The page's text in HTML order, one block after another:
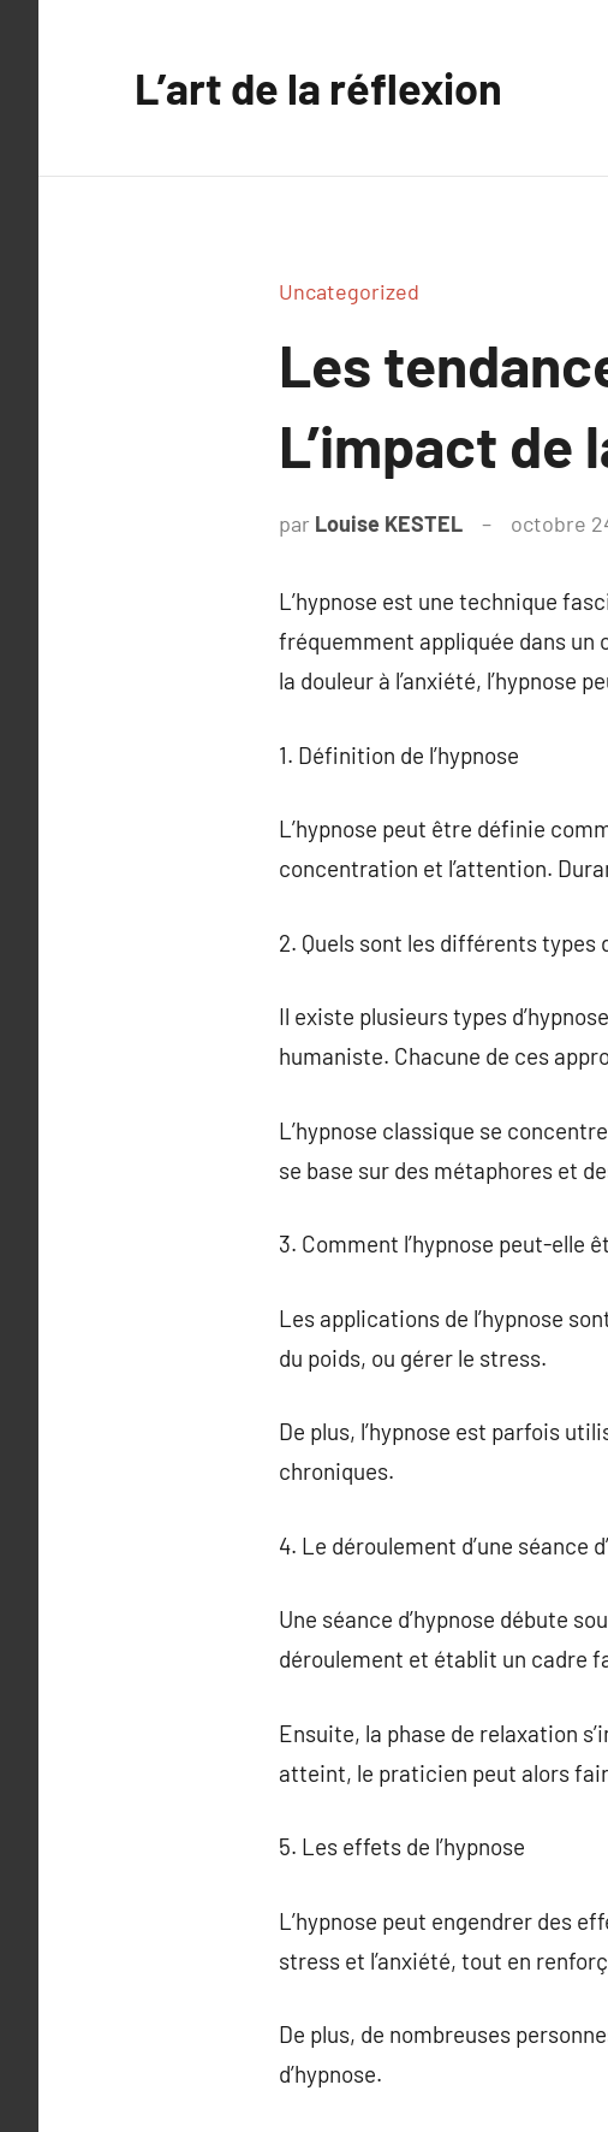
L’art de la réflexion
Uncategorized
Les
L’impact de
par Louise KESTEL octobre
L’hypnose est une technique
fréquemment appliquée dans un
la douleur à l’anxiété, l’hypnose
1. Définition de l’hypnose
L’hypnose peut être définie
concentration et l’attention.
2. Quels sont les différents types
Il existe plusieurs types
humaniste. Chacune de ces
L’hypnose classique se
se base sur des métaphores et
3. Comment l’hypnose peut-elle
Les applications de l’hypnose
du poids, ou gérer le stress.
De plus, l’hypnose est parfois
chroniques.
4. Le déroulement d’une séance
Une séance d’hypnose débute
déroulement et établit un cadre
Ensuite, la phase de relaxation
atteint, le praticien peut alors
5. Les effets de l’hypnose
L’hypnose peut engendrer des
stress et l’anxiété, tout en
De plus, de nombreuses
d’hypnose.